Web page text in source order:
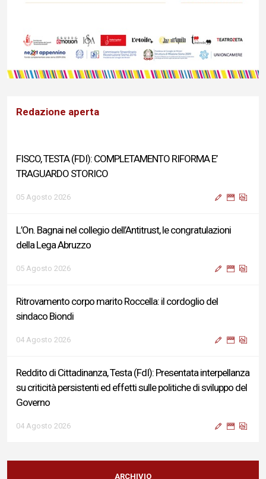
Redazione aperta
FISCO, TESTA (FDI): COMPLETAMENTO RIFORMA E’
TRAGUARDO STORICO
05 Agosto 2026
L’On. Bagnai nel collegio dell’Antitrust, le congratulazioni
della Lega Abruzzo
05 Agosto 2026
Ritrovamento corpo marito Roccella: il cordoglio del
sindaco Biondi
04 Agosto 2026
Reddito di Cittadinanza, Testa (FdI): Presentata interpellanza
su criticità persistenti ed effetti sulle politiche di sviluppo del
Governo
04 Agosto 2026
Sigismondi, Liris e Testa: “Profondo cordoglio e vicinanza al
Ministro Roccella e alla sua famiglia”
ARCHIVIO